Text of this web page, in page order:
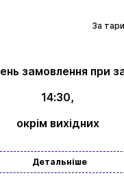
За
замовлення при
14:30,
окрім вихідних
Детальніше